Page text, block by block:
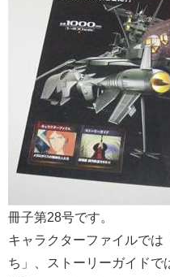
冊子第28号です。
キャラクターファイルでは
ち」、ストーリーガイドで